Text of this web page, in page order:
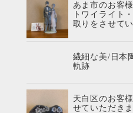
あま市のお客
トワイライト
取りをさせて
繊細な美/日本
軌跡
天白区のお客
せていただき